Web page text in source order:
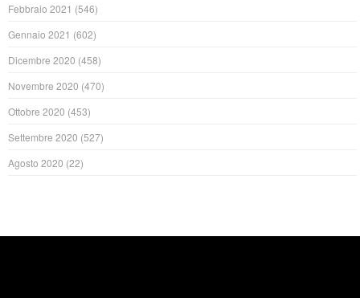
Febbraio 2021 (546)
Gennaio 2021 (602)
Dicembre 2020 (458)
Novembre 2020 (470)
Ottobre 2020 (453)
Settembre 2020 (527)
Agosto 2020 (22)